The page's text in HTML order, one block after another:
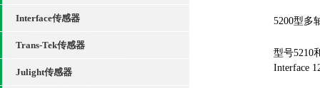
Interface传感器
Trans-Tek传感器
Julight传感器
5200型多
型号5210
Interface